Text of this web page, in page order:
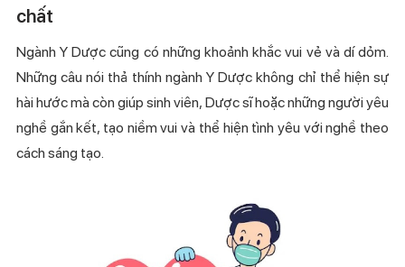
chất
Ngành Y Dược cũng có những khoảnh khắc vui vẻ và dí dỏm.
Những câu nói thả thính ngành Y Dược không chỉ thể hiện sự
hài hước mà còn giúp sinh viên, Dược sĩ hoặc những người yêu
nghề gắn kết, tạo niềm vui và thể hiện tình yêu với nghề theo
cách sáng tạo.